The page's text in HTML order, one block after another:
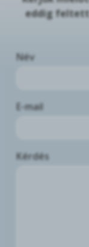
eddig feltett
Név
E-mail
Kérdés